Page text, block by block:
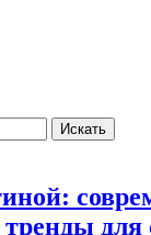
Искать
для